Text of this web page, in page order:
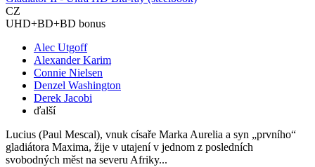
CZ
UHD+BD+BD bonus
Alec Utgoff
Alexander Karim
Connie Nielsen
Denzel Washington
Derek Jacobi
ďalší
Lucius (Paul Mescal), vnuk císaře Marka Aurelia a syn „prvního“
gladiátora Maxima, žije v utajení v jednom z posledních
svobodných měst na severu Afriky...